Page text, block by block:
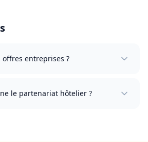
offres entreprises ?
le partenariat hôtelier ?